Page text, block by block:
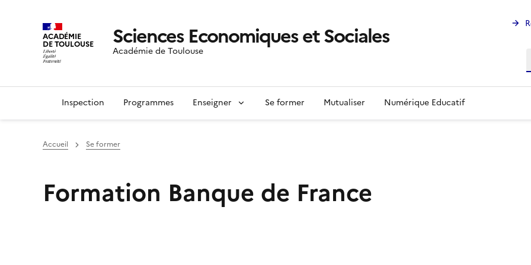
ACADÉMIE
DE TOULOUSE Sciences Economiques et Sociales
Académie de Toulouse
Inspection Programmes Enseigner Se former Mutualiser Numérique Educatif
Accueil Se former
Formation Banque de France